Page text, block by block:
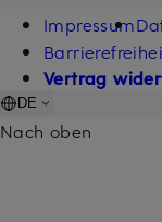
Impressum
Vertrag
DE
Nach oben